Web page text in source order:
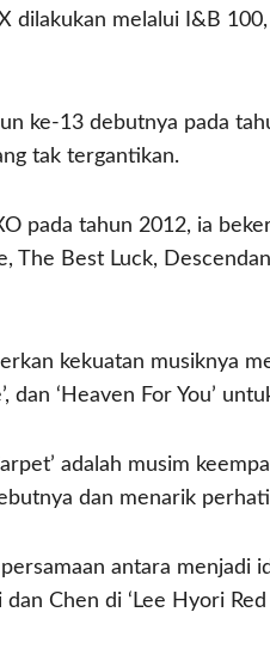
dilakukan melalui I&B
ke-13 debutnya pada
tak tergantikan.
pada tahun 2012, ia
The Best Luck,
kekuatan musiknya
dan ‘Heaven For You’
adalah musim
dan menarik
antara menjadi
Chen di ‘Lee Hyori Red